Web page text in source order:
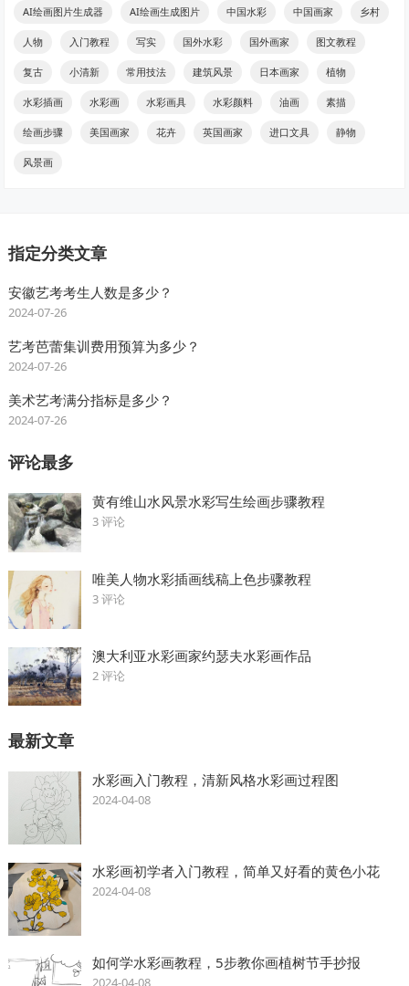
AI绘画图片生成器 AI绘画生成图片 中国水彩 中国画家 乡村
人物 入门教程 写实 国外水彩 国外画家 图文教程
复古 小清新 常用技法 建筑风景 日本画家 植物
水彩插画 水彩画 水彩画具 水彩颜料 油画 素描
绘画步骤 美国画家 花卉 英国画家 进口文具 静物
风景画
指定分类文章
安徽艺考考生人数是多少？
2024-07-26
艺考芭蕾集训费用预算为多少？
2024-07-26
美术艺考满分指标是多少？
2024-07-26
评论最多
黄有维山水风景水彩写生绘画步骤教程
3 评论
唯美人物水彩插画线稿上色步骤教程
3 评论
澳大利亚水彩画家约瑟夫水彩画作品
2 评论
最新文章
水彩画入门教程，清新风格水彩画过程图
2024-04-08
水彩画初学者入门教程，简单又好看的黄色小花
2024-04-08
如何学水彩画教程，5步教你画植树节手抄报
2024-04-08